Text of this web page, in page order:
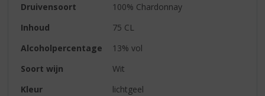
Druivensoort
100% Chardonnay
Inhoud
75 CL
Alcoholpercentage
13% vol
Soort wijn
Wit
Kleur
lichtgeel